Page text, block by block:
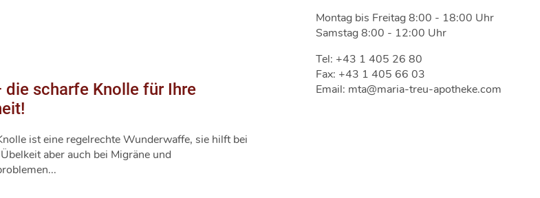
die scharfe Knolle für Ihre
ist eine regelrechte Wunderwaffe, sie hilft bei
aber auch bei Migräne und
Montag bis Freitag 8:00 - 18:00 Uhr
Samstag 8:00 - 12:00 Uhr
Tel: +43 1 405 26 80
Fax: +43 1 405 66 03
Email: mta@maria-treu-apotheke.com